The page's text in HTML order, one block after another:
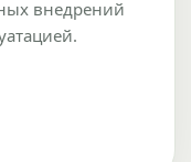
внедрений